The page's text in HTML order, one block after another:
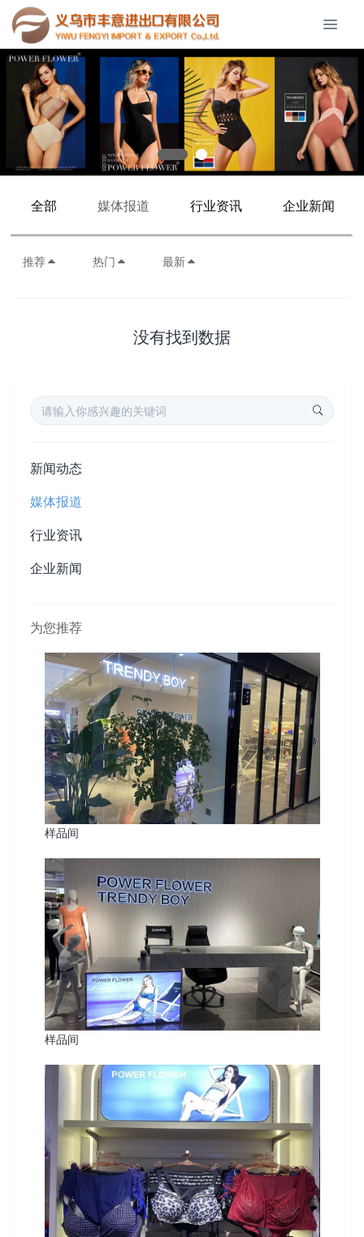
全部 媒体报道 行业资讯 企业新闻
推荐 热门 最新
没有找到数据
新闻动态
媒体报道
行业资讯
企业新闻
为您推荐
样品间
样品间